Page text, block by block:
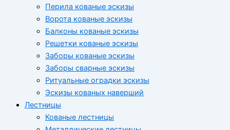
Перила кованые эскизы
Ворота кованые эскизы
Балконы кованые эскизы
Решетки кованые эскизы
Заборы кованые эскизы
Заборы сварные эскизы
Ритуальные оградки эскизы
Эскизы кованых наверший
Лестницы
Кованые лестницы